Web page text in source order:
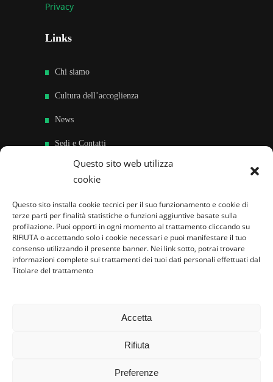
Questo sito web utilizza
cookie
Questo sito installa cookie tecnici per il suo funzionamento e cookie di
terze parti per finalità statistiche o funzioni aggiuntive basate sulla
profilazione. Puoi opporti in ogni momento al trattamento cliccando su
RIFIUTA o accettando solo i cookie necessari e puoi manifestare il tuo
consenso utilizzando il presente banner. Nei link sotto, potrai trovare
informazioni complete sui trattamenti dei tuoi dati personali effettuati dal
Titolare del trattamento
Accetta
Rifiuta
Preferenze
Privacy
Links
Chi siamo
Cultura dell’accoglienza
News
Sedi e Contatti
Sostieni
Famiglie per l’accoglienza nel mondo